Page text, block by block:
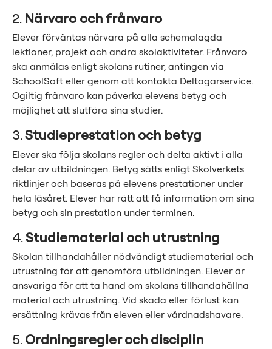
2. Närvaro och frånvaro
Elever förväntas närvara på alla schemalagda
lektioner, projekt och andra skolaktiviteter. Frånvaro
ska anmälas enligt skolans rutiner, antingen via
SchoolSoft eller genom att kontakta Deltagarservice.
Ogiltig frånvaro kan påverka elevens betyg och
möjlighet att slutföra sina studier.
3.Studieprestation och betyg
Elever ska följa skolans regler och delta aktivt i alla
delar av utbildningen. Betyg sätts enligt Skolverkets
riktlinjer och baseras på elevens prestationer under
hela läsåret. Elever har rätt att få information om sina
betyg och sin prestation under terminen.
4.Studiematerial och utrustning
Skolan tillhandahåller nödvändigt studiematerial och
utrustning för att genomföra utbildningen. Elever är
ansvariga för att ta hand om skolans tillhandahållna
material och utrustning. Vid skada eller förlust kan
ersättning krävas från eleven eller vårdnadshavare.
5.Ordningsregler och disciplin